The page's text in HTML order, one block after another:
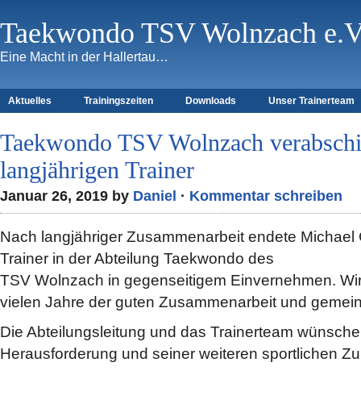
Taekwondo TSV Wolnzach
Eine Macht in der Hallertau…
Aktuelles Trainingszeiten Downloads Unser Trainerteam
Taekwondo TSV Wolnzach
langjährigen Trainer
Januar 26, 2019 by Daniel · Kommentar schreiben
Nach langjähriger Zusammenarbeit endete Michael
Trainer in der Abteilung Taekwondo des
TSV Wolnzach in gegenseitigem Einvernehmen.
vielen Jahre der guten Zusammenarbeit und
Die Abteilungsleitung und das Trainerteam
Herausforderung und seiner weiteren sportlichen